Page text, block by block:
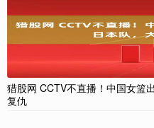
猎股网 CCTV不直播！中国女篮
复仇